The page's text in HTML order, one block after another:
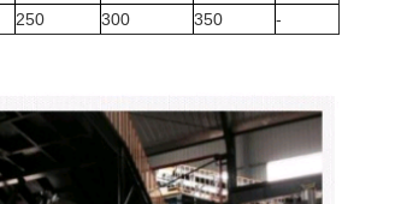
250 300 350 -